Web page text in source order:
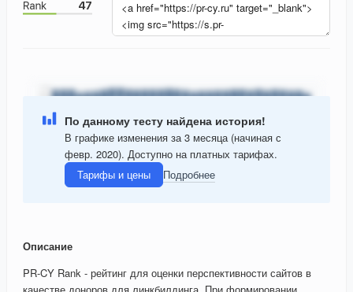
По данному тесту найдена история!
В графике изменения за 3 месяца (начиная с
февр. 2020). Доступно на платных тарифах.
Тарифы и цены
Подробнее
Описание
PR-CY Rank - рейтинг для оценки перспективности сайтов в